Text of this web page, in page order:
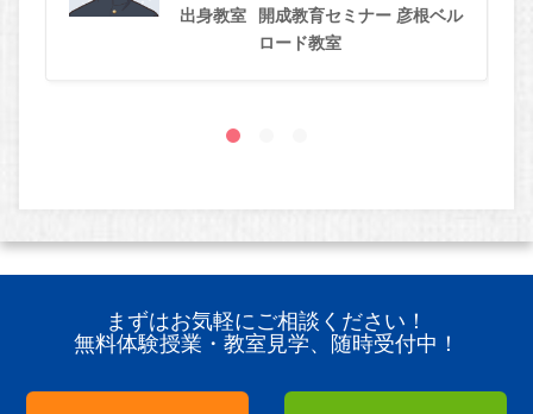
出身教室
開成教育セミナー 彦根ベル
ロード教室
まずはお気軽にご相談ください！
無料体験授業・教室見学、随時受付中！